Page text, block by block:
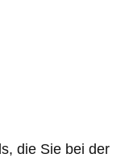
die Sie bei der